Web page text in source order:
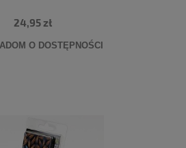
24,95 zł
O DOSTĘPNOŚCI